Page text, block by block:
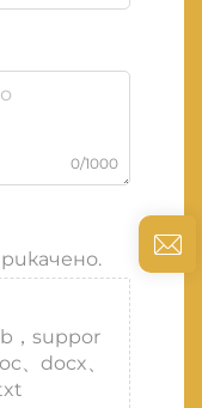
0/1000
，suppor
、docx、